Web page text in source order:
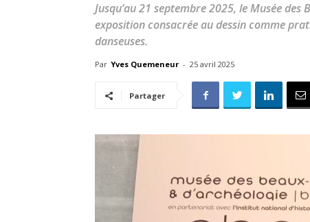
Jusqu’au 21 septembre 2025, le Musée
exposition consacrée au dessin comme
danseuses.
Par Yves Quemeneur - 25 avril 2025
Partager